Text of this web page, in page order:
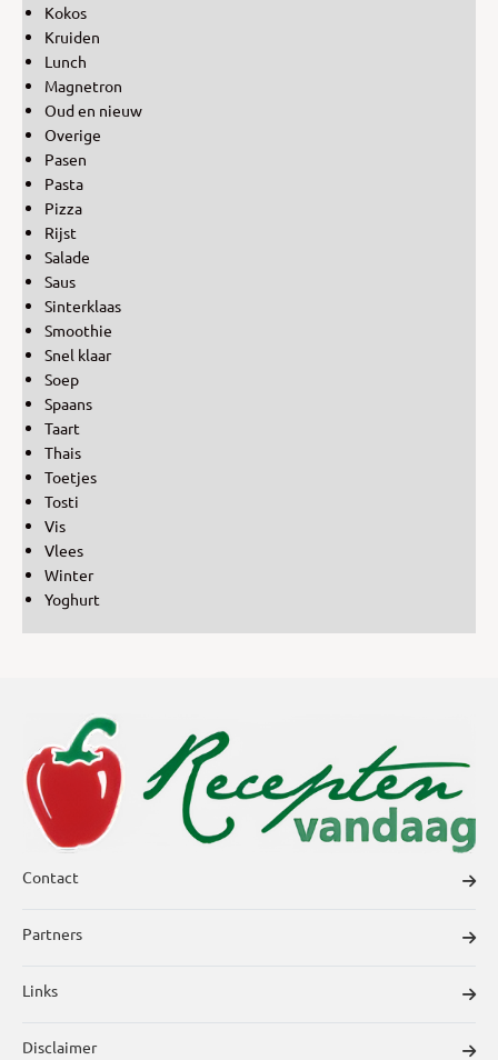
Kokos
Kruiden
Lunch
Magnetron
Oud en nieuw
Overige
Pasen
Pasta
Pizza
Rijst
Salade
Saus
Sinterklaas
Smoothie
Snel klaar
Soep
Spaans
Taart
Thais
Toetjes
Tosti
Vis
Vlees
Winter
Yoghurt
Contact
Partners
Links
Disclaimer